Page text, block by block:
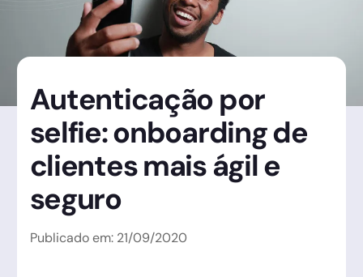
Autenticação por
selfie: onboarding de
clientes mais ágil e
seguro
Publicado em: 21/09/2020